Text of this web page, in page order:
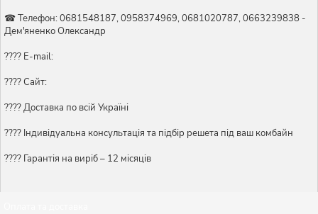
☎ Телефон: 0681548187, 0958374969, 0681020787, 0663239838 -
Дем'яненко Олександр
???? E-mail:
???? Сайт:
???? Доставка по всій Україні
????️ Індивідуальна консультація та підбір решета під ваш комбайн
???? Гарантія на виріб – 12 місяців